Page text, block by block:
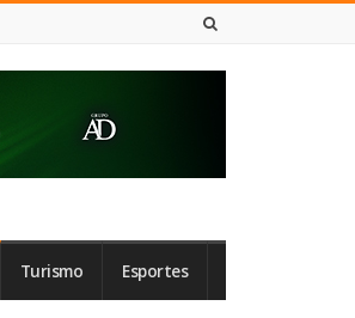
Turismo Esportes